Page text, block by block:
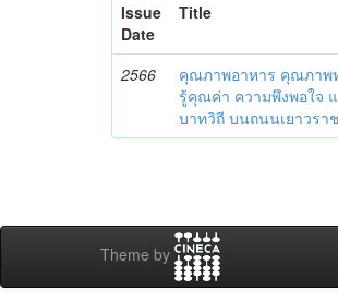
Issue
Date
Title
2566
คุณภาพอาหาร คุณภาพ
รู้คุณค่า ความพึงพอใจ
บาทวิถี บนถนนเยาวรา
Theme by